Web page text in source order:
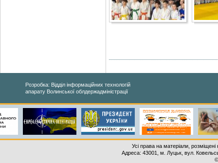
Розробка: Відділ інформаційних технологій
апарату Волинської облдержадміністрації
Усі права на матеріали,
Адреса: 43001, м. Луцьк, вул.